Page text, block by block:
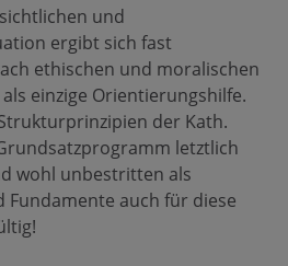
und
ergibt sich fast
ethischen und moralischen
einzige Orientierungshilfe.
der Kath.
letztlich
wohl unbestritten als
Fundamente auch für diese